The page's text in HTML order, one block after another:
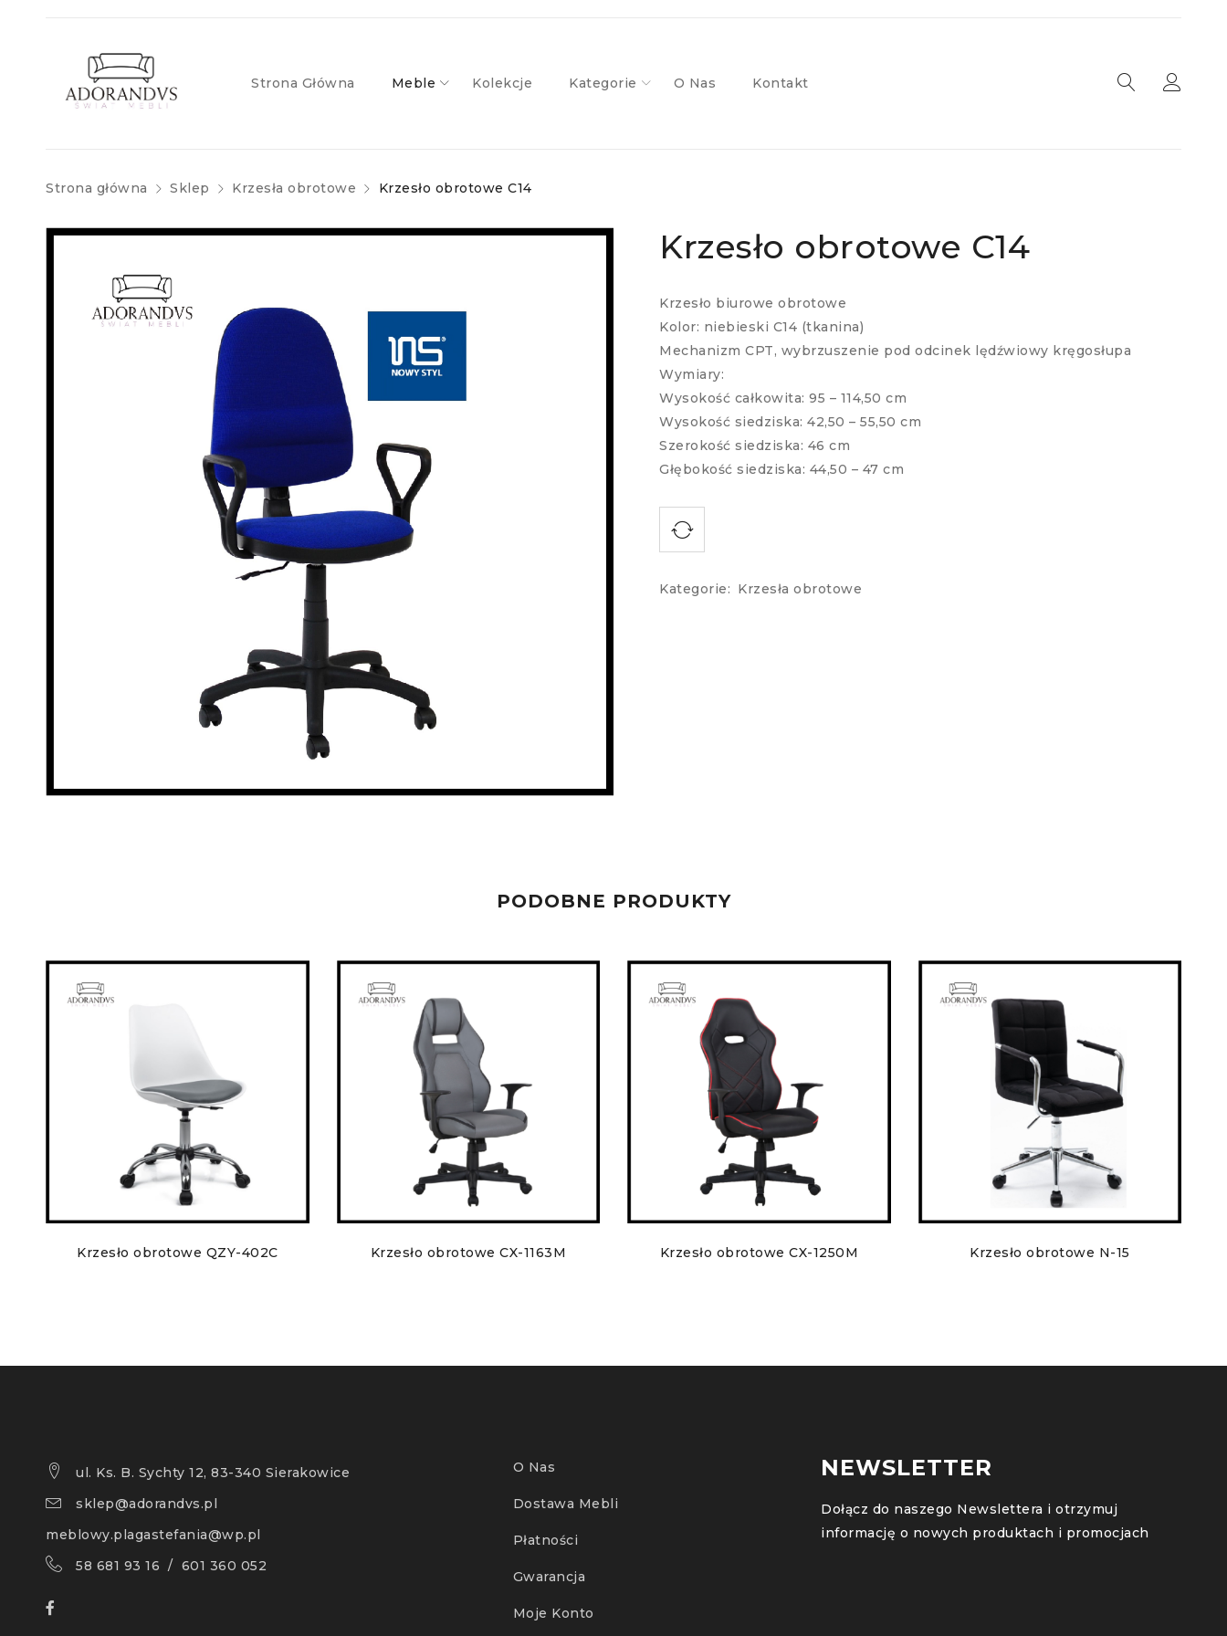
Strona Główna Meble Kolekcje Kategorie O Nas Kontakt
Strona główna Sklep Krzesła obrotowe Krzesło obrotowe C14
Krzesło obrotowe C14
Krzesło biurowe obrotowe
Kolor: niebieski C14 (tkanina)
Mechanizm CPT, wybrzuszenie pod odcinek lędźwiowy kręgosłupa
Wymiary:
Wysokość całkowita: 95 – 114,50 cm
Wysokość siedziska: 42,50 – 55,50 cm
Szerokość siedziska: 46 cm
Głębokość siedziska: 44,50 – 47 cm
Kategorie: Krzesła obrotowe
PODOBNE PRODUKTY
Krzesło obrotowe QZY-402C Krzesło obrotowe CX-1163M Krzesło obrotowe CX-1250M Krzesło obrotowe N-15
ul. Ks. B. Sychty 12, 83-340 Sierakowice
sklep@adorandvs.pl
meblowy.plagastefania@wp.pl
58 681 93 16 / 601 360 052
O Nas
Dostawa Mebli
Płatności
Gwarancja
Moje Konto
NEWSLETTER
Dołącz do naszego Newslettera i otrzymuj
informację o nowych produktach i promocjach